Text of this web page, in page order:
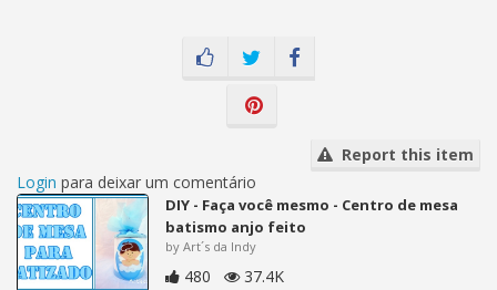
Report this item
Login para deixar um comentário
DIY - Faça você mesmo - Centro de mesa
batismo anjo feito
by Art´s da Indy
480 37.4K